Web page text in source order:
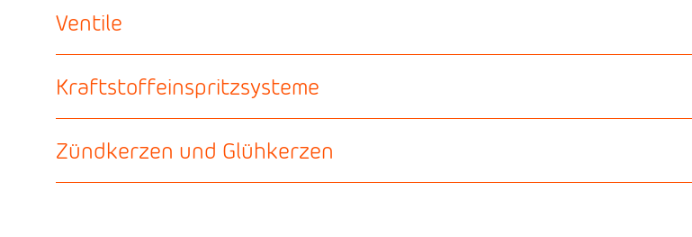
Ventile
Kraftstoffeinspritzsysteme
Zündkerzen und Glühkerzen